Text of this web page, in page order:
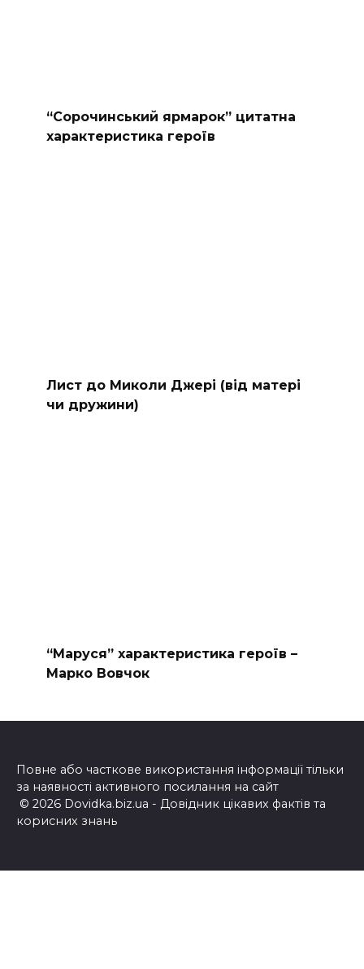
“Сорочинський ярмарок” цитатна
характеристика героїв
Лист до Миколи Джері (від матері
чи дружини)
“Маруся” характеристика героїв –
Марко Вовчок
Повне або часткове використання інформації тільки
за наявності активного посилання на сайт
© 2026 Dovidka.biz.ua - Довідник цікавих фактів та
корисних знань